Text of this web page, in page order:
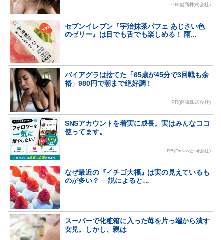
PR(健商株式会社)
セブンイレブン『宇治抹茶パフェ あじさい色
のゼリー』は目でも舌でも楽しめる！ 雨...
バイアグラは捨てた「65歳が45分で3回戦も余
裕」980円で朝まで絶好調！
PR(健商株式会社)
SNSアカウントを着実に成長。実はみんなココ
使ってます。
PR(Dreaw合同会社)
なぜ最近の『イチゴ大福』は実の見えているも
のが多い？ 一説によると…
スーパーで化粧箱に入った苺を片っ端から潰す
女児。しかし、親は